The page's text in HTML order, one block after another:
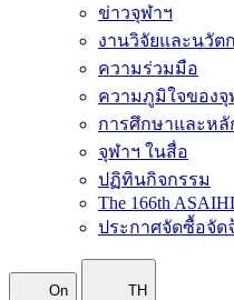
ข่าวจุฬาฯ
งานวิจัยและนวัต
ความร่วมมือ
ความภูมิใจของจุ
การศึกษาและหลั
จุฬาฯ ในสื่อ
ปฏิทินกิจกรรม
The 166th
ประกาศจัดซื้อจัด
On TH